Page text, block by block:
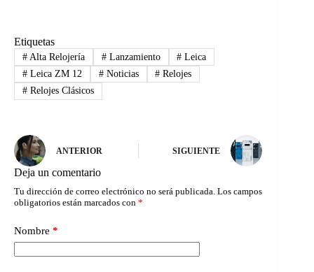
Etiquetas
#Alta Relojería #Lanzamiento # Leica
#Leica ZM 12 #Noticias # Relojes
#Relojes Clásicos
ANTERIOR SIGUIENTE
Deja un comentario
Tu dirección de correo electrónico no será publicada. Los campos
obligatorios están marcados con *
Nombre *